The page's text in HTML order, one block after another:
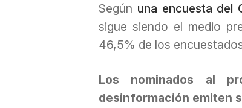
Según una encuesta del
sigue siendo el medio
46,5% de los
Los nominados al
desinformación emiten